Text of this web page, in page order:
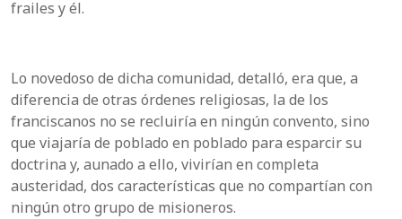
frailes y él.
Lo novedoso de dicha comunidad, detalló, era que, a
diferencia de otras órdenes religiosas, la de los
franciscanos no se recluiría en ningún convento, sino
que viajaría de poblado en poblado para esparcir su
doctrina y, aunado a ello, vivirían en completa
austeridad, dos características que no compartían con
ningún otro grupo de misioneros.